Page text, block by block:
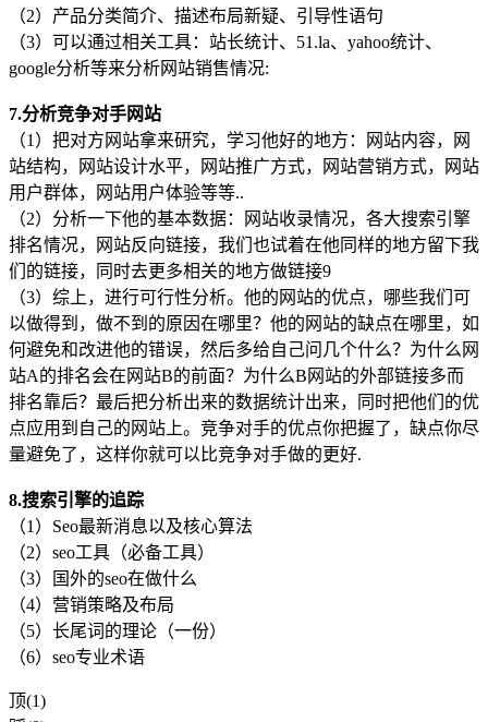
（2）产品分类简介、描述布局新疑、引导性语句
（3）可以通过相关工具：站长统计、51.la、yahoo统计、
google分析等来分析网站销售情况:
7.分析竞争对手网站
（1）把对方网站拿来研究，学习他好的地方：网站内容，网
站结构，网站设计水平，网站推广方式，网站营销方式，网站
用户群体，网站用户体验等等..
（2）分析一下他的基本数据：网站收录情况，各大搜索引擎
排名情况，网站反向链接，我们也试着在他同样的地方留下我
们的链接，同时去更多相关的地方做链接9
（3）综上，进行可行性分析。他的网站的优点，哪些我们可
以做得到，做不到的原因在哪里？他的网站的缺点在哪里，如
何避免和改进他的错误，然后多给自己问几个什么？为什么网
站A的排名会在网站B的前面？为什么B网站的外部链接多而
排名靠后？最后把分析出来的数据统计出来，同时把他们的优
点应用到自己的网站上。竞争对手的优点你把握了，缺点你尽
量避免了，这样你就可以比竞争对手做的更好.
8.搜索引擎的追踪
（1）Seo最新消息以及核心算法
（2）seo工具（必备工具）
（3）国外的seo在做什么
（4）营销策略及布局
（5）长尾词的理论（一份）
（6）seo专业术语
顶(1)